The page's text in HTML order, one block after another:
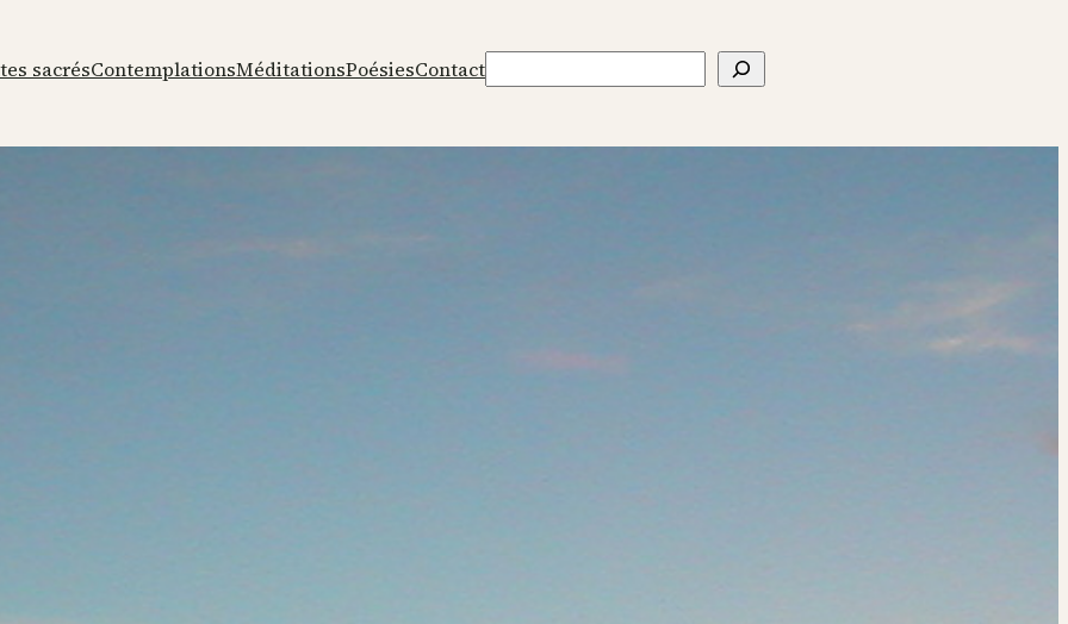
sacrésContemplationsMéditationsPoésiesContactRechercher